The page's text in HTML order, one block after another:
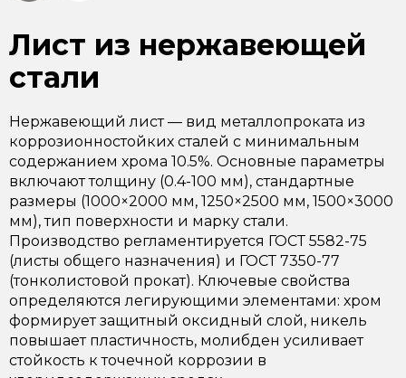
Лист из нержавеющей
стали
Нержавеющий лист — вид металлопроката из
коррозионностойких сталей с минимальным
содержанием хрома 10.5%. Основные параметры
включают толщину (0.4-100 мм), стандартные
размеры (1000×2000 мм, 1250×2500 мм, 1500×3000
мм), тип поверхности и марку стали.
Производство регламентируется ГОСТ 5582-75
(листы общего назначения) и ГОСТ 7350-77
(тонколистовой прокат). Ключевые свойства
определяются легирующими элементами: хром
формирует защитный оксидный слой, никель
повышает пластичность, молибден усиливает
стойкость к точечной коррозии в